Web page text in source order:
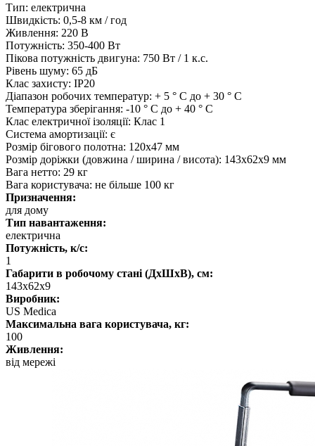
Тип: електрична
Швидкість: 0,5-8 км / год
Живлення: 220 В
Потужність: 350-400 Вт
Пікова потужність двигуна: 750 Вт / 1 к.с.
Рівень шуму: 65 дБ
Клас захисту: IP20
Діапазон робочих температур: + 5 ° C до + 30 ° C
Температура зберігання: -10 ° C до + 40 ° C
Клас електричної ізоляції: Клас 1
Система амортизації: є
Розмір бігового полотна: 120х47 мм
Розмір доріжки (довжина / ширина / висота): 143х62х9 мм
Вага нетто: 29 кг
Вага користувача: не більше 100 кг
Призначення:
для дому
Тип навантаження:
електрична
Потужність, к/с:
1
Габарити в робочому стані (ДхШхВ), см:
143х62х9
Виробник:
US Medica
Максимальна вага користувача, кг:
100
Живлення:
від мережі